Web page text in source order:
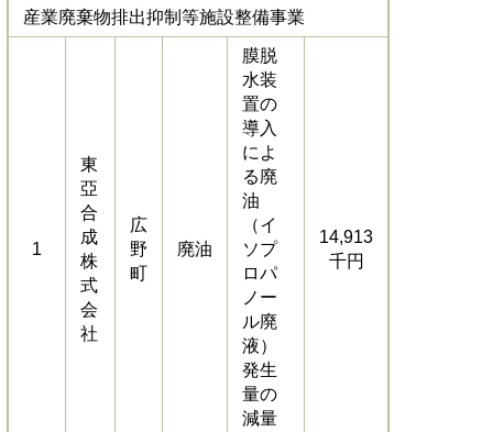
産業廃棄物排出抑制等施設整備事業
1
東
亞
合
成
株
式
会
社
広
野
町
廃油
膜脱
水装
置の
導入
によ
る廃
油
（イ
ソプ
ロパ
ノー
ル廃
液）
発生
量の
減量
14,913
千円